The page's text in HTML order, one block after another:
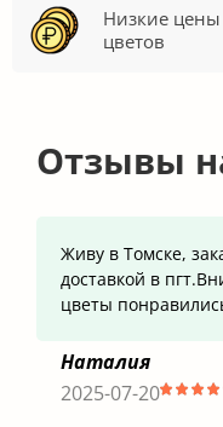
Низкие
цветов
Отзывы
Живу в Томске,
доставкой в
цветы
Наталия
2025-07-20